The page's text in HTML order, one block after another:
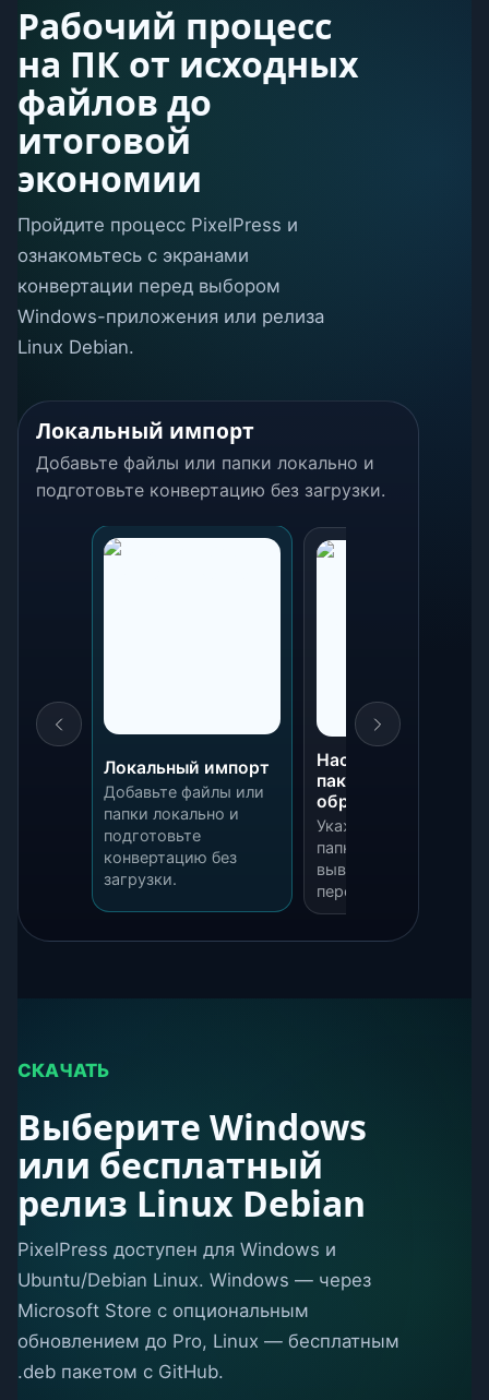
Рабочий процесс
на ПК от исходных
файлов до
итоговой
экономии
Пройдите процесс PixelPress и
ознакомьтесь с экранами
конвертации перед выбором
Windows-приложения или релиза
Linux Debian.
Локальный импорт
Добавьте файлы или папки локально и
подготовьте конвертацию без загрузки.
Локальный импорт
Добавьте файлы или
папки локально и
подготовьте
конвертацию без
загрузки.
Настройки
пакетной
обработки
Укажите входную
папку, папку для
вывода и качество
перед началом.
СКАЧАТЬ
Выберите Windows
или бесплатный
релиз Linux Debian
PixelPress доступен для Windows и
Ubuntu/Debian Linux. Windows — через
Microsoft Store с опциональным
обновлением до Pro, Linux — бесплатным
.deb пакетом с GitHub.